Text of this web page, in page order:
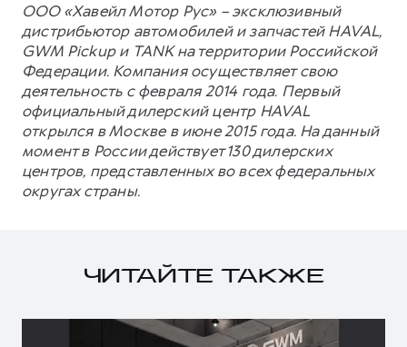
ООО «Хавейл Мотор Рус» – эксклюзивный
дистрибьютор автомобилей и запчастей HAVAL,
GWM Pickup и TANK на территории Российской
Федерации. Компания осуществляет свою
деятельность с февраля 2014 года. Первый
официальный дилерский центр HAVAL
открылся в Москве в июне 2015 года. На данный
момент в России действует 130 дилерских
центров, представленных во всех федеральных
округах страны.
ЧИТАЙТЕ ТАКЖЕ